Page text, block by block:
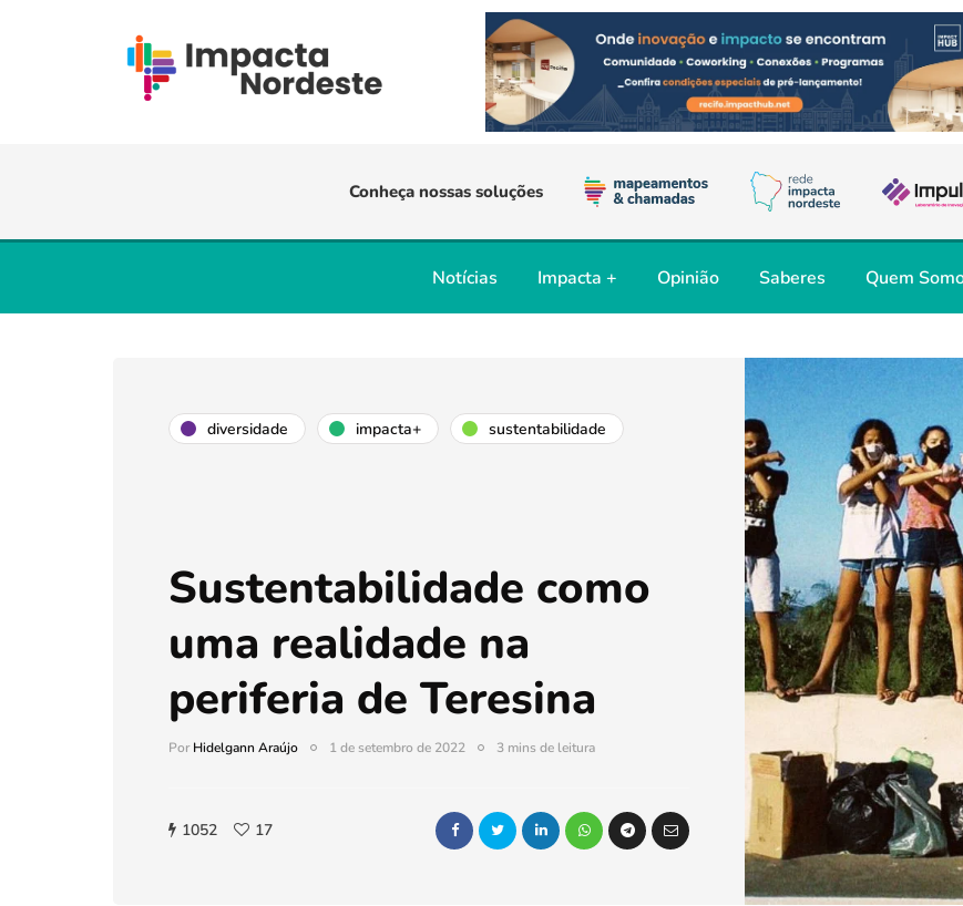
Conheça nossas soluções
Notícias Impacta + Opinião Saberes Quem
diversidade impacta+ sustentabilidade
Sustentabilidade como
uma realidade na
periferia de Teresina
PorHidelgann Araújo 1 de setembro de 2022 3 mins de leitura
1052 17